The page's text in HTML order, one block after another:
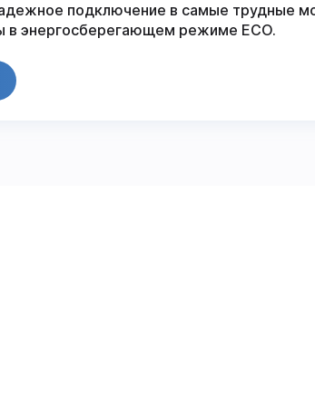
подключение в самые трудные
в энергосберегающем режиме ECO.